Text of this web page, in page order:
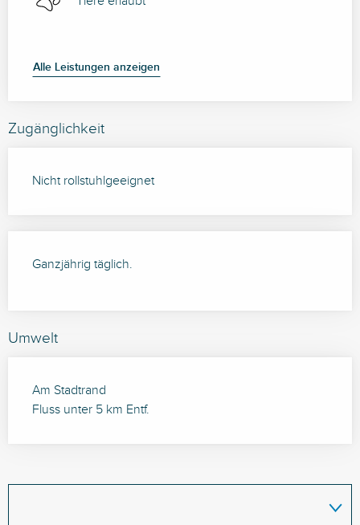
Alle Leistungen anzeigen
Zugänglichkeit
Nicht rollstuhlgeeignet
Ganzjährig täglich.
Umwelt
Am Stadtrand
Fluss unter 5 km Entf.